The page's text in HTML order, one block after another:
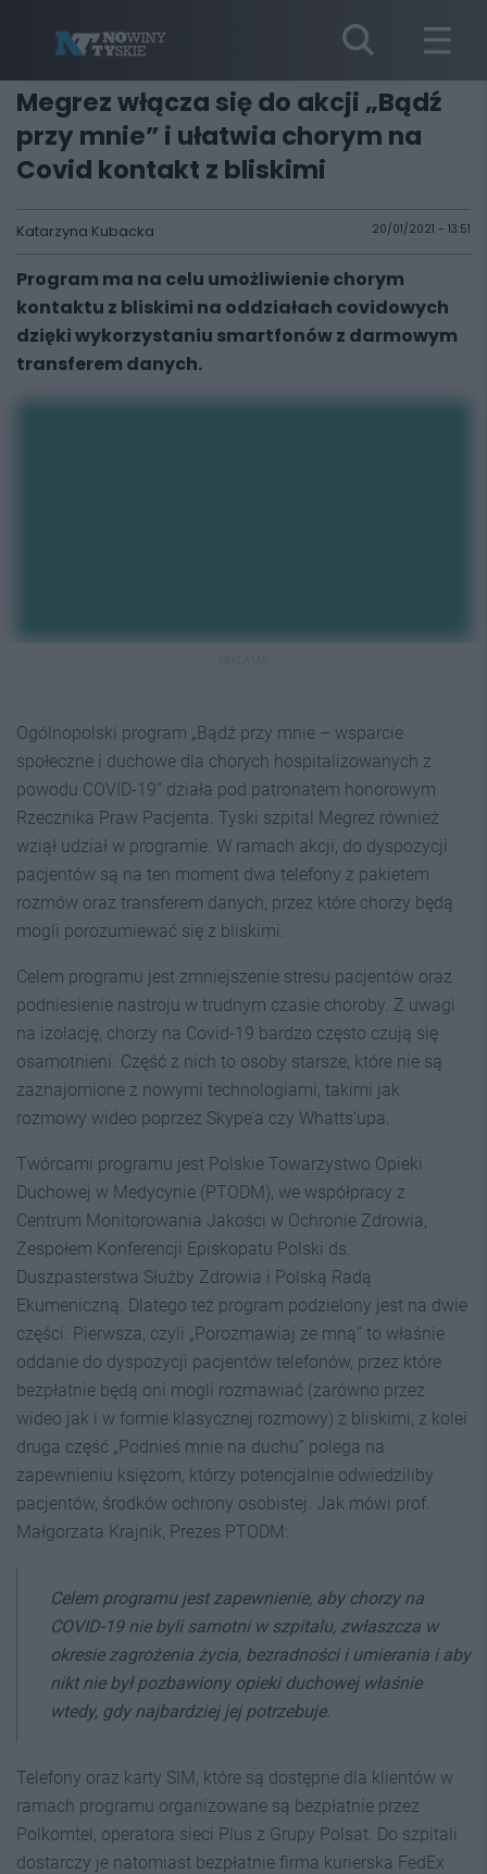
Megrez włącza się do akcji „Bądź
przy mnie” i ułatwia chorym na
Covid kontakt z bliskimi
Katarzyna Kubacka 20/01/2021 - 13:51
Program ma na celu umożliwienie chorym
kontaktu z bliskimi na oddziałach covidowych
dzięki wykorzystaniu smartfonów z darmowym
transferem danych.
Ogólnopolski program „Bądź przy mnie – wsparcie
społeczne i duchowe dla chorych hospitalizowanych z
powodu COVID-19” działa pod patronatem honorowym
Rzecznika Praw Pacjenta. Tyski szpital Megrez również
wziął udział w programie. W ramach akcji, do dyspozycji
pacjentów są na ten moment dwa telefony z pakietem
rozmów oraz transferem danych, przez które chorzy będą
mogli porozumiewać się z bliskimi.
Celem programu jest zmniejszenie stresu pacjentów oraz
podniesienie nastroju w trudnym czasie choroby. Z uwagi
na izolację, chorzy na Covid-19 bardzo często czują się
osamotnieni. Część z nich to osoby starsze, które nie są
zaznajomione z nowymi technologiami, takimi jak
rozmowy wideo poprzez Skype’a czy Whatts’upa.
Twórcami programu jest Polskie Towarzystwo Opieki
Duchowej w Medycynie (PTODM), we współpracy z
Centrum Monitorowania Jakości w Ochronie Zdrowia,
Zespołem Konferencji Episkopatu Polski ds.
Duszpasterstwa Służby Zdrowia i Polską Radą
Ekumeniczną. Dlatego też program podzielony jest na dwie
części. Pierwsza, czyli „Porozmawiaj ze mną” to właśnie
oddanie do dyspozycji pacjentów telefonów, przez które
bezpłatnie będą oni mogli rozmawiać (zarówno przez
wideo jak i w formie klasycznej rozmowy) z bliskimi, z kolei
druga część „Podnieś mnie na duchu” polega na
zapewnieniu księżom, którzy potencjalnie odwiedziliby
pacjentów, środków ochrony osobistej. Jak mówi prof.
Małgorzata Krajnik, Prezes PTODM:
Celem programu jest zapewnienie, aby chorzy na
COVID-19 nie byli samotni w szpitalu, zwłaszcza w
okresie zagrożenia życia, bezradności i umierania i aby
nikt nie był pozbawiony opieki duchowej właśnie
wtedy, gdy najbardziej jej potrzebuje.
Telefony oraz karty SIM, które są dostępne dla klientów w
ramach programu organizowane są bezpłatnie przez
Polkomtel, operatora sieci Plus z Grupy Polsat. Do szpitali
dostarczy je natomiast bezpłatnie firma kurierska FedEx